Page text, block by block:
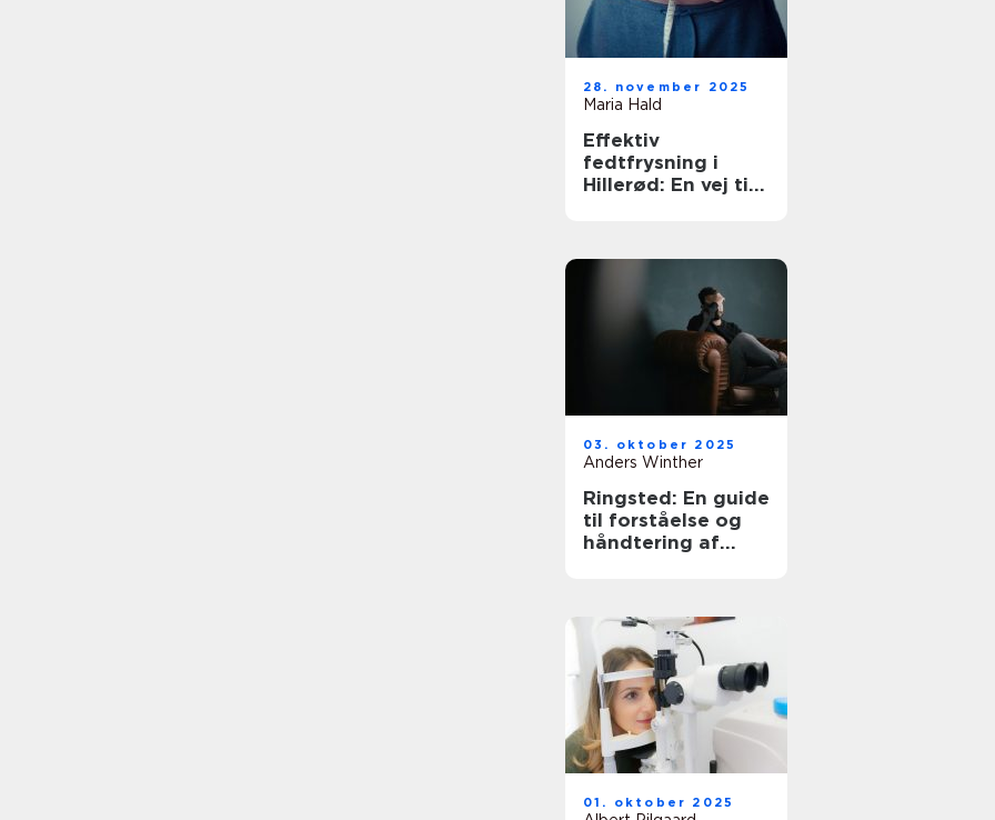
28. november 2025
Maria Hald
Effektiv
fedtfrysning i
Hillerød: En vej til
03. oktober 2025
Anders Winther
Ringsted: En guide
til forståelse og
håndtering af
01. oktober 2025